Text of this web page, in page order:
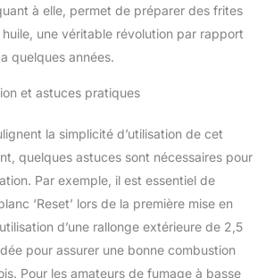
sur la grille DANS LA
BOÎTE: le barbecue
(prise UE), sac starter de
granulés (mélange tout
usage et mélange
granulés, un panier
crousti, un livre de
recettes. Couleur:
gris/noir DIMENSIONS:
46cm (prof.) Poids: 12kg
à elle, permet de préparer des frites
une véritable révolution par rapport
quelques années.
et astuces pratiques
la simplicité d’utilisation de cet
quelques astuces sont nécessaires pour
Par exemple, il est essentiel de
‘Reset’ lors de la première mise en
d’une rallonge extérieure de 2,5
pour assurer une bonne combustion
Pour les amateurs de fumage à basse